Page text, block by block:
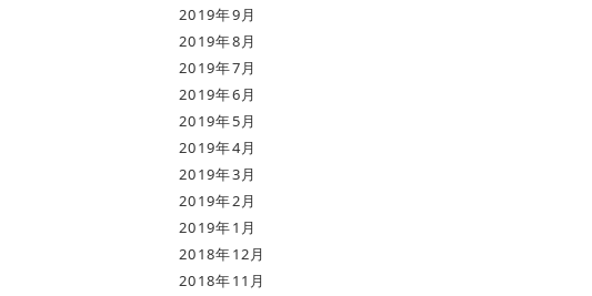
2019年9月
2019年8月
2019年7月
2019年6月
2019年5月
2019年4月
2019年3月
2019年2月
2019年1月
2018年12月
2018年11月